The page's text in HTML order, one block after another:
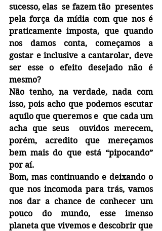
sucesso, elas  se fazem tão  presentes
pela força da mídia com que nos é
praticamente imposta, que quando
nos damos conta, começamos a
gostar e inclusive a cantarolar, deve
ser esse o efeito desejado não é
mesmo?
Não tenho, na verdade, nada com
isso, pois acho que podemos escutar
aquilo que queremos e  que cada um
acha que seus  ouvidos merecem,
porém, acredito que mereçamos
bem mais do que está “pipocando”
por aí.
Bom, mas continuando e deixando o
que nos incomoda para trás, vamos
nos dar a chance de conhecer um
pouco do mundo, esse imenso
planeta que vivemos e descobrir que